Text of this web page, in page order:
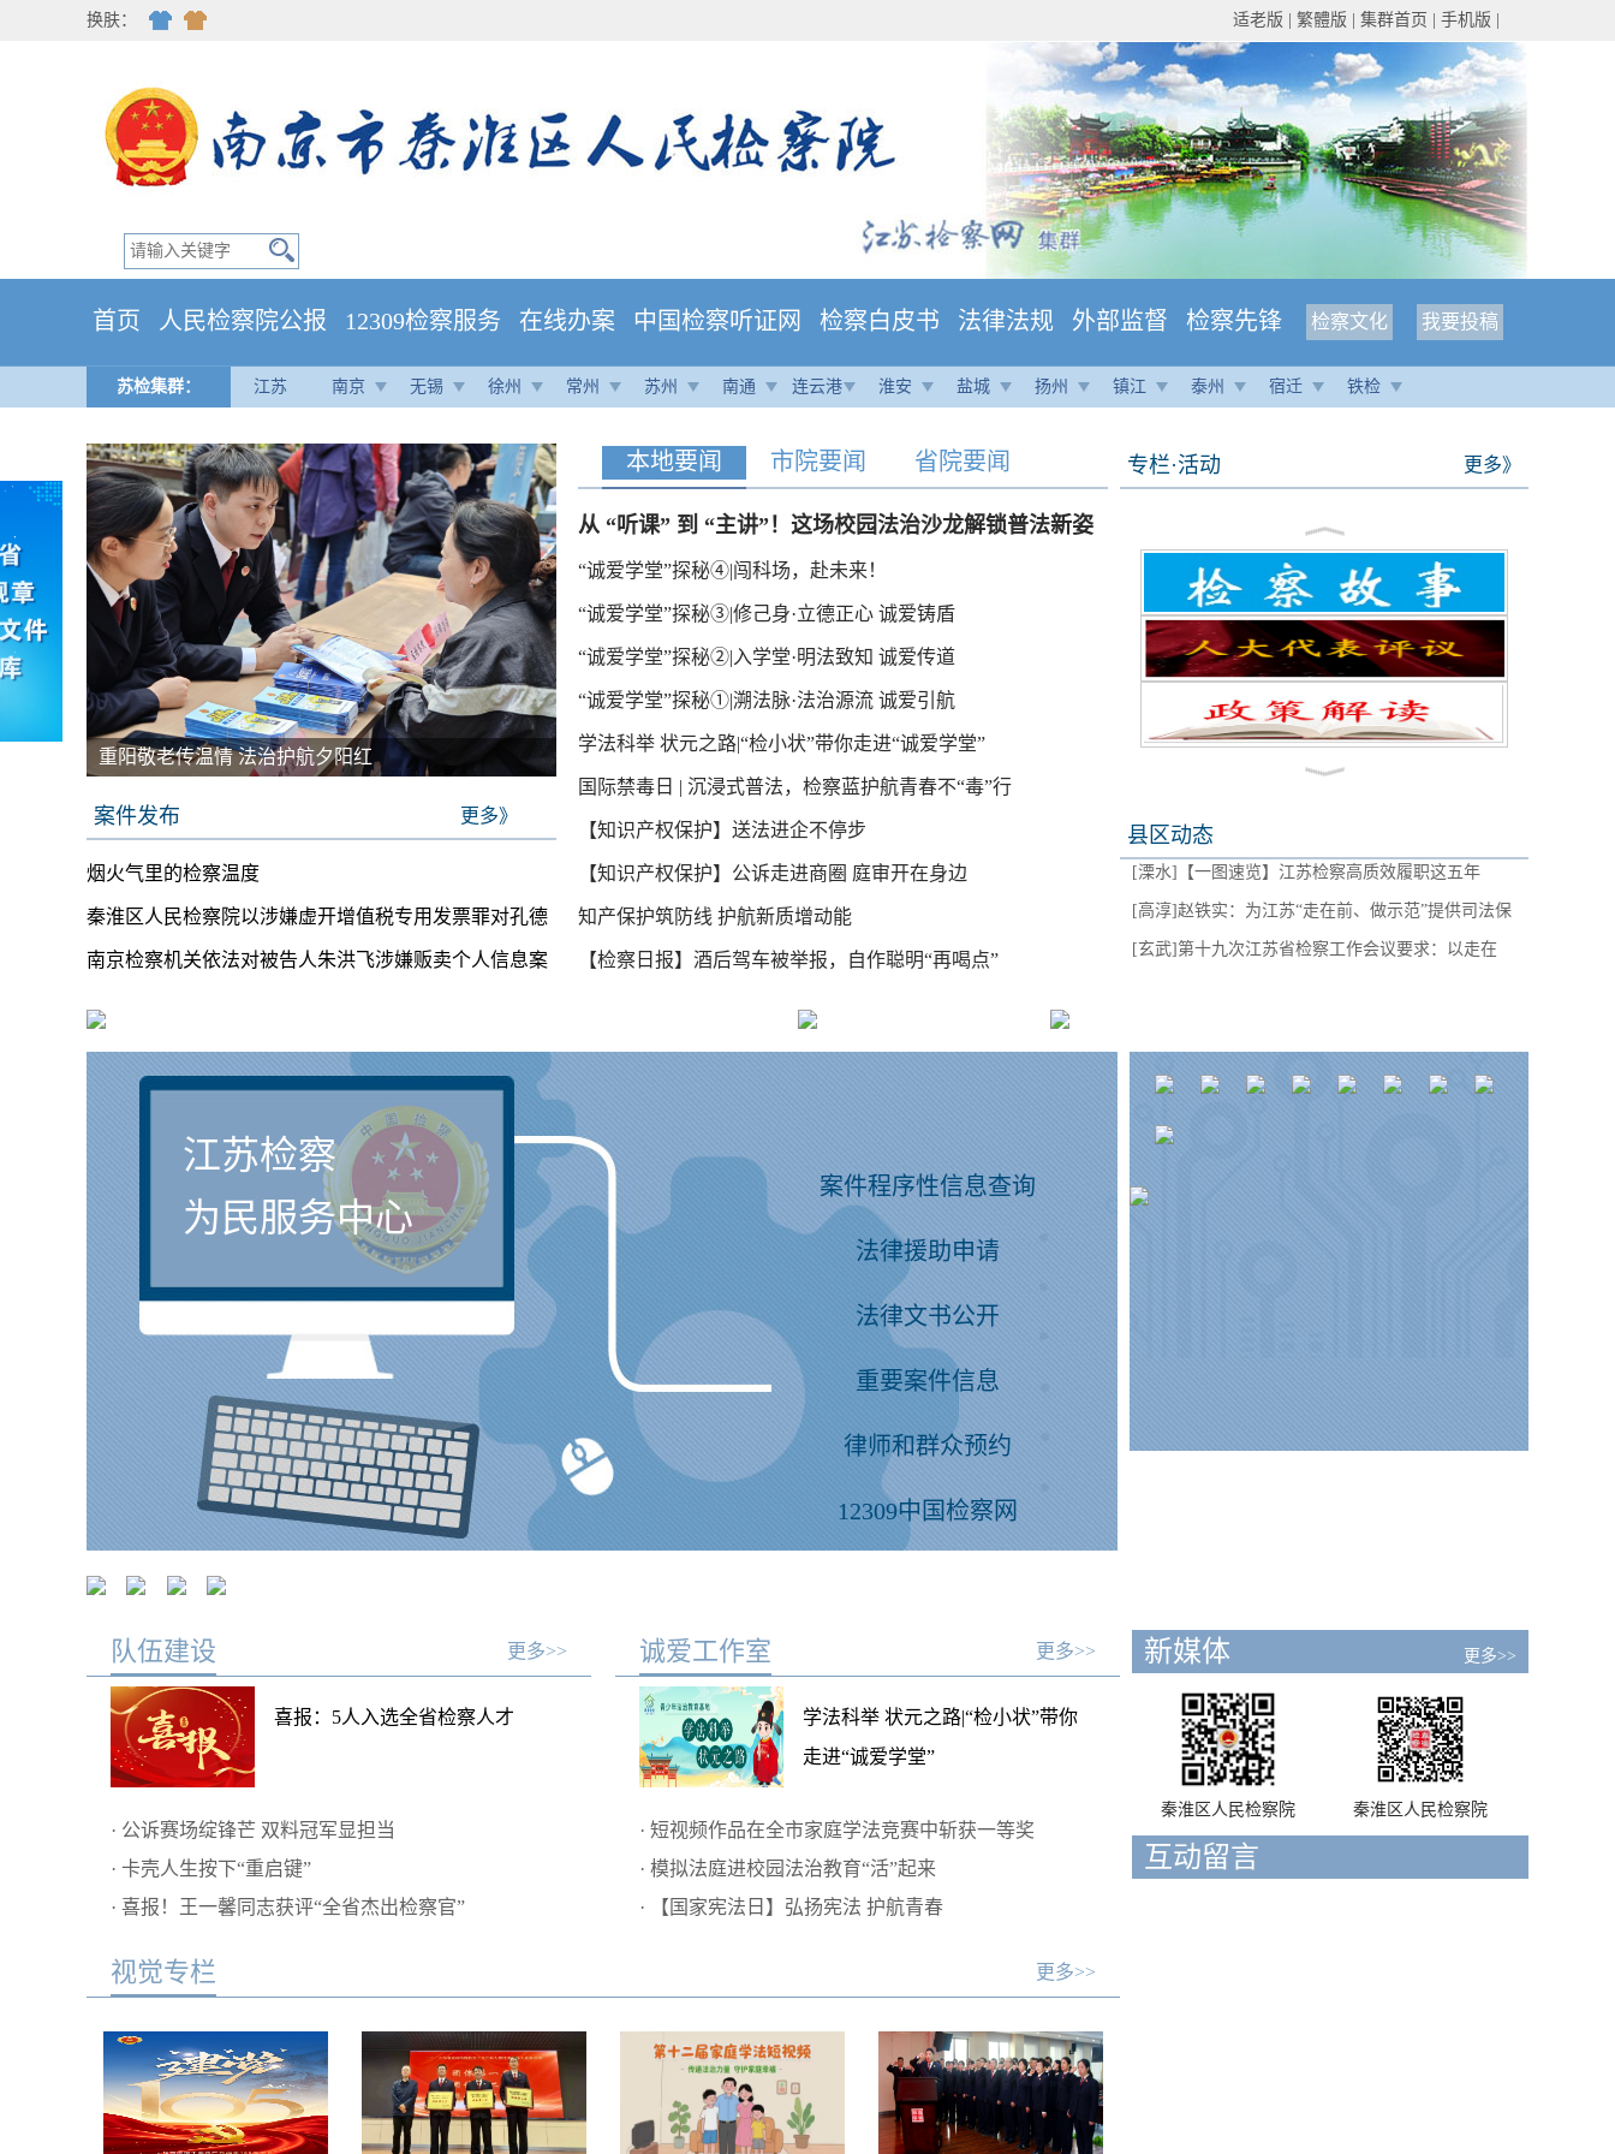
换肤： 适老版 繁體版 集群首页 手机版
首页 人民检察院公报 12309检察服务 在线办案 中国检察听证网 检察白皮书 法律法规 外部监督 检察先锋 检察文化 我要投稿
苏检集群： 江苏 南京 无锡 徐州 常州 苏州 南通 连云港 淮安 盐城 扬州 镇江 泰州 宿迁 铁检
重阳敬老传温情 法治护航夕阳红
案件发布 更多》
烟火气里的检察温度
秦淮区人民检察院以涉嫌虚开增值税专用发票罪对孔德
赔提起公诉
南京检察机关依法对被告人朱洪飞涉嫌贩卖个人信息案
本地要闻 市院要闻 省院要闻
从 “听课” 到 “主讲”！这场校园法治沙龙解锁普法新姿
势
“诚爱学堂”探秘④|闯科场，赴未来！
“诚爱学堂”探秘③|修己身·立德正心 诚爱铸盾
“诚爱学堂”探秘②|入学堂·明法致知 诚爱传道
“诚爱学堂”探秘①|溯法脉·法治源流 诚爱引航
学法科举 状元之路|“检小状”带你走进“诚爱学堂”
国际禁毒日 | 沉浸式普法，检察蓝护航青春不“毒”行
【知识产权保护】送法进企不停步
【知识产权保护】公诉走进商圈 庭审开在身边
知产保护筑防线 护航新质增动能
【检察日报】酒后驾车被举报，自作聪明“再喝点”
专栏·活动 更多》
县区动态
[浦口]喜报 | 优秀共产党员+1
[鼓楼]传承红色基因 筑牢检察忠诚
【要闻】三方青年跨界研学！这场法律沙龙碰
撞出思想火花
[雨花台]互学互鉴 共促提升——雨花台区检察院前
重要部署
[六合]以清廉家风育清朗检风 | 六合区检察院开展
“好家风 好人生”廉洁课堂活动
[溧水]【一图速览】江苏检察高质效履职这五年
[高淳]赵铁实：为江苏“走在前、做示范”提供司法保
障
[玄武]第十九次江苏省检察工作会议要求：以走在
[浦口]喜报 | 优秀共产党员+1
[鼓楼] 传承红色基因 筑牢检察忠诚
[栖霞]
往通州湾检察院交流座谈
江苏检察
为民服务中心
案件程序性信息查询
法律援助申请
法律文书公开
重要案件信息
律师和群众预约
12309中国检察网
队伍建设 更多>>
喜报：5人入选全省检察人才
· 公诉赛场绽锋芒 双料冠军显担当
· 卡壳人生按下“重启键”
· 喜报！王一馨同志获评“全省杰出检察官”
诚爱工作室 更多>>
学法科举 状元之路|“检小状”带你
走进“诚爱学堂”
· 短视频作品在全市家庭学法竞赛中斩获一等奖
· 模拟法庭进校园法治教育“活”起来
·
【国家宪法日】弘扬宪法 护航青春
视觉专栏 更多>>
新媒体 更多>>
秦淮区人民检察院 秦淮区人民检察院
互动留言